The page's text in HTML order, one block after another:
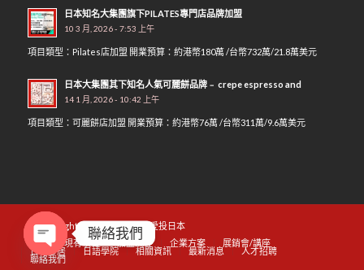
日本知名大集團旗下PILATES專門店品牌加盟
10 3 月, 2026 - 7:53 上午
項目類型：Pilates店加盟 開業預算：約港幣180萬 /台幣732萬/21.8萬美元
日本大集團其下知名人氣可麗餅品牌﹣ crepe espresso and
14 1 月, 2026 - 10:42 上午
項目類型：可麗餅店加盟 開業預算：約港幣76萬 /台幣311萬/9.6萬美元
© Copyright - InvestJapan.hk 愛投日本
首頁
現有項目 加盟流程 企業方案 展銷會/講座
日本移居 日語學院 相關資訊 最新消息 人才招聘
聯絡我們
聯絡我們
Open